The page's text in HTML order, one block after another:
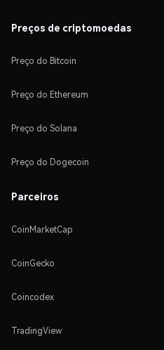
Preços de criptomoedas
Preço do Bitcoin
Preço do Ethereum
Preço do Solana
Preço do Dogecoin
Parceiros
CoinMarketCap
CoinGecko
Coincodex
TradingView